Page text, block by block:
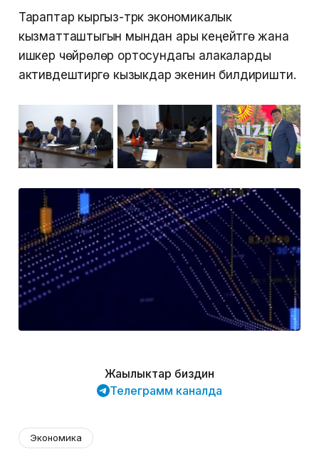
Тараптар кыргыз-түрк экономикалык
кызматташтыгын мындан ары кеңейтүүгө жана
ишкер чөйрөлөр ортосундагы алакаларды
активдештирүүгө кызыкдар экенин билдиришти.
Жаңылыктар биздин
Телеграмм каналда
Экономика